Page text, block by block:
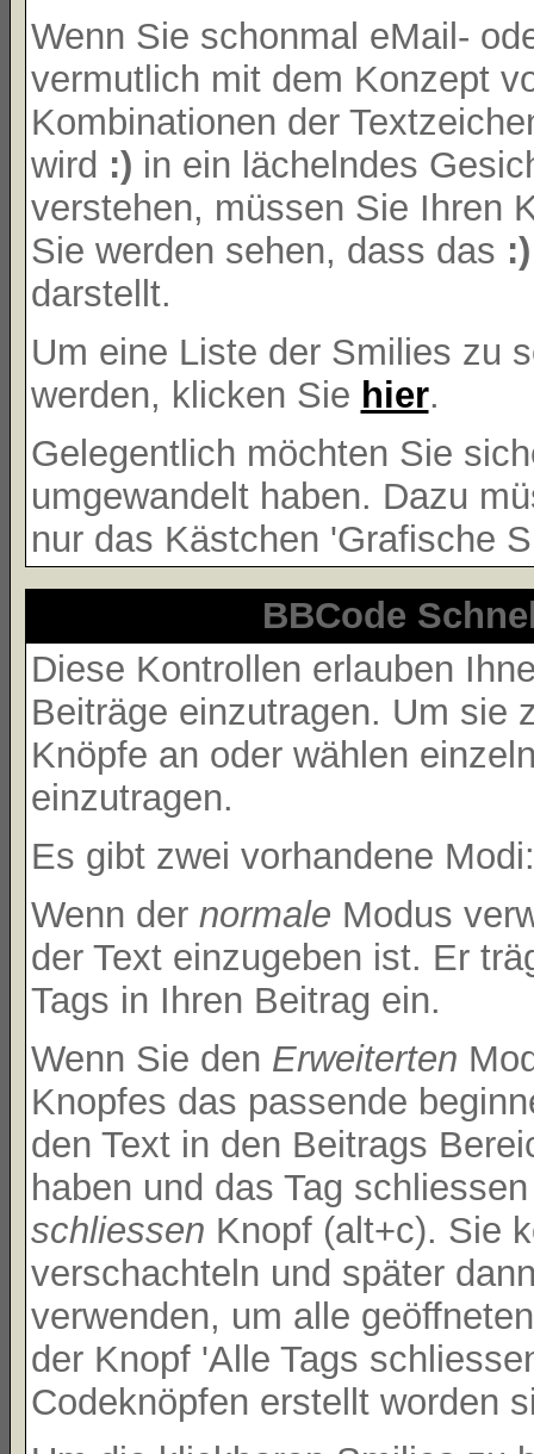
Wenn Sie schonmal eMail-
vermutlich mit dem Konzept
Kombinationen der
wird :) in ein lächelndes
verstehen, müssen Sie Ihren
Sie werden sehen, dass das :)
darstellt.
Um eine Liste der Smilies zu
werden, klicken Sie hier.
Gelegentlich möchten Sie
umgewandelt haben. Dazu
nur das Kästchen 'Grafische
BBCode
Diese Kontrollen erlauben
Beiträge einzutragen. Um sie
Knöpfe an oder wählen
einzutragen.
Es gibt zwei vorhandene
Wenn der normale Modus
der Text einzugeben ist. Er
Tags in Ihren Beitrag ein.
Wenn Sie den Erweiterten
Knopfes das passende
den Text in den Beitrags
haben und das Tag
schliessen Knopf (alt+c). Sie
verschachteln und später
verwenden, um alle
der Knopf 'Alle Tags
Codeknöpfen erstellt worden